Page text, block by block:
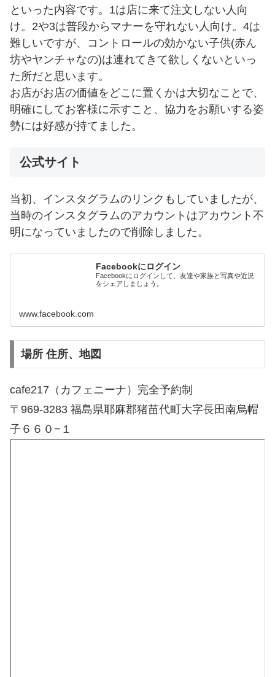
といった内容です。1は店に来て注文しない人向
け。2や3は普段からマナーを守れない人向け。4は
難しいですが、コントロールの効かない子供(赤ん
坊やヤンチャなの)は連れてきて欲しくないといっ
た所だと思います。
お店がお店の価値をどこに置くかは大切なことで、
明確にしてお客様に示すこと、協力をお願いする姿
勢には好感が持てました。
公式サイト
当初、インスタグラムのリンクもしていましたが、
当時のインスタグラムのアカウントはアカウント不
明になっていましたので削除しました。
Facebookにログイン
Facebookにログインして、友達や家族と写真や近況
をシェアしましょう。
www.facebook.com
場所 住所、地図
cafe217（カフェニーナ）完全予約制
〒969-3283 福島県耶麻郡猪苗代町大字長田南烏帽
子６６０−１